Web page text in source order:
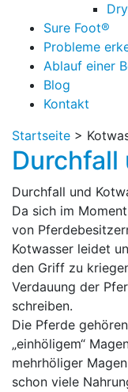
Sure Foot®
Probleme
Ablauf einer
Blog
Kontakt
Startseite >
Durchfall
Durchfall und
Da sich im
von
Kotwasser leidet
den Griff zu
Verdauung der
schreiben.
Die Pferde
„einhöligem“
mehrhöliger
schon viele